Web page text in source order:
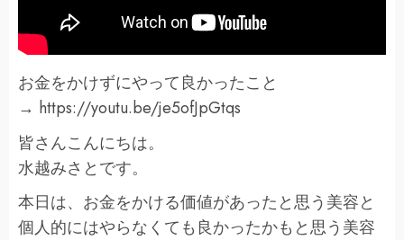
お金をかけずにやって良かったこと
→ https://youtu.be/je5ofJpGtqs
皆さんこんにちは。
水越みさとです。
本日は、お金をかける価値があったと思う美容と
個人的にはやらなくても良かったかもと思う美容